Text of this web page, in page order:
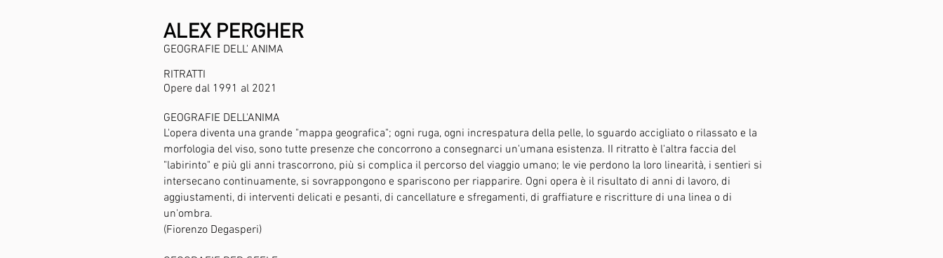
ALEX PERGHER
GEOGRAFIE DELL' ANIMA
RITRATTI
Opere dal 1991 al 2021
GEOGRAFIE DELL'ANIMA
L'opera diventa una grande "mappa geografica"; ogni ruga, ogni increspatura della pelle, lo sguardo accigliato o rilassato e la
morfologia del viso, sono tutte presenze che concorrono a consegnarci un'umana esistenza. II ritratto è l'altra faccia del
"labirinto" e più gli anni trascorrono, più si complica il percorso del viaggio umano; le vie perdono la loro linearità, i sentieri si
intersecano continuamente, si sovrappongono e spariscono per riapparire. Ogni opera è il risultato di anni di lavoro, di
aggiustamenti, di interventi delicati e pesanti, di cancellature e sfregamenti, di graffiature e riscritture di una linea o di
un'ombra.
(Fiorenzo Degasperi)